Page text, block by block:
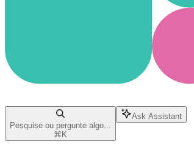
Pesquise ou pergunte algo...
⌘ K
Ask Assistant